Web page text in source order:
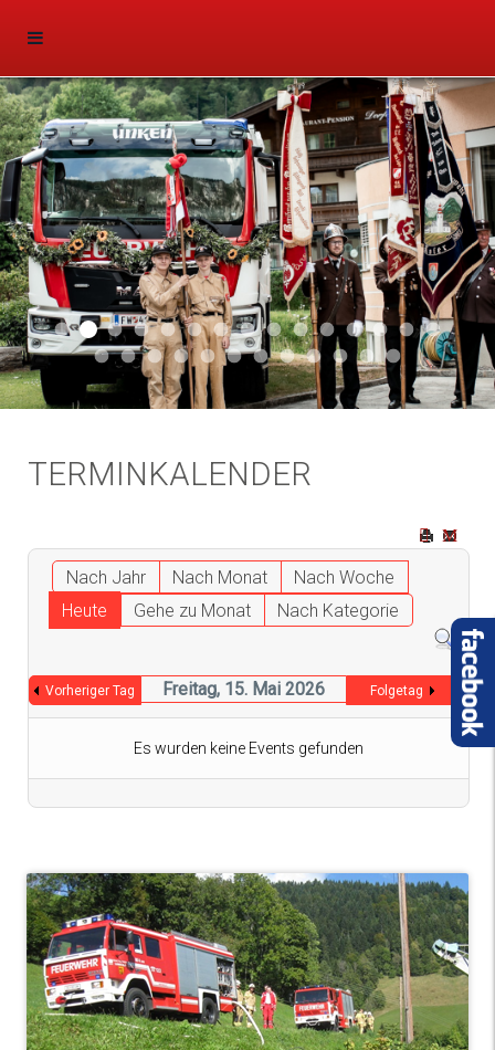
Aktuell 046
Aktuell 047
Start 011Aktuell 044
Aktuell 043
Aktuell 041
Aktuell 042
Aktuell 035
Aktuell 031
Aktuell 032
Aktuell 033
Aktuell 029
Aktuell 027
Aktuell 026
Start
Aktuell 024
Aktuell 019
Auto 010Start 010Start 002
Auto 002
Auto 009Auto 006Start 008
Start 005Start 003Start 006
TERMINKALENDER
Nach Jahr Nach Monat
Nach Woche
Heute
Gehe zu Monat Nach Kategorie
Vorheriger Tag Freitag, 15. Mai 2026 Folgetag
Es wurden keine Events gefunden